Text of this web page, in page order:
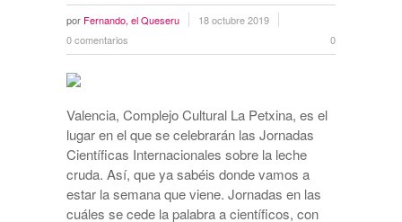
por Fernando, el Queseru
18 octubre 2019
0 comentarios
0
Valencia, Complejo Cultural La Petxina, es el
lugar en el que se celebrarán las Jornadas
Científicas Internacionales sobre la leche
cruda. Así, que ya sabéis donde vamos a
estar la semana que viene. Jornadas en las
cuáles se cede la palabra a científicos, con